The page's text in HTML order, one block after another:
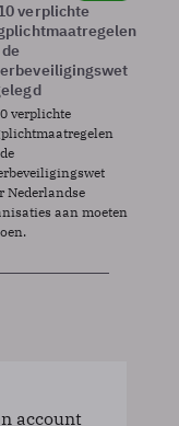
verplichte
verplichte
Nederlandse
aan moeten
account